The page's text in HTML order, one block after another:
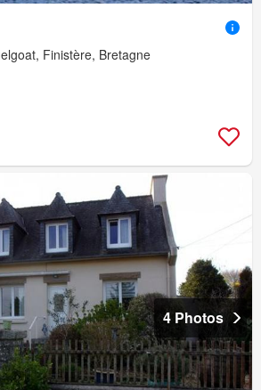
Finistère, Bretagne
4 Photos